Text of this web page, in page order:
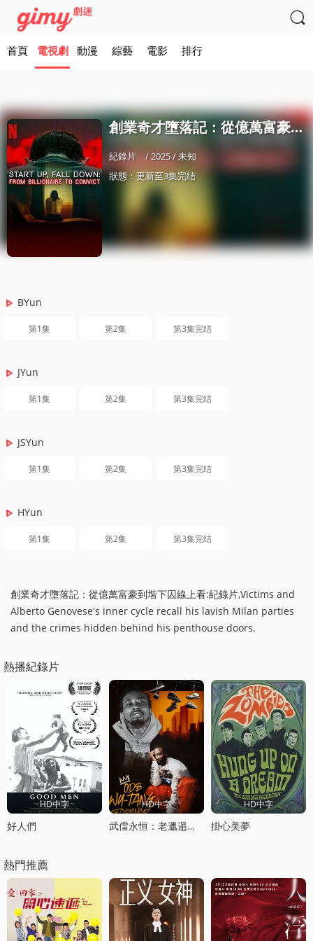

首頁 電視劇 動漫 綜藝 電影 排行
創業奇才墮落記：從億萬富豪到堦下囚
紀錄片 / 2025 / 未知
狀態：更新至3集完结
BYun
第1集 第2集 第3集完结
JYun
第1集 第2集 第3集完结
JSYun
第1集 第2集 第3集完结
HYun
第1集 第2集 第3集完结
創業奇才墮落記：從億萬富豪到堦下囚線上看:紀錄片,Victims and
Alberto Genovese's inner cycle recall his lavish Milan parties
and the crimes hidden behind his penthouse doors.
熱播紀錄片
HD中字
好人們
HD中字
武儅永恒：老邋遢鬼大傳
HD中字
掛心美夢
熱門推薦